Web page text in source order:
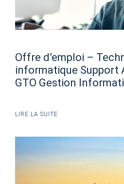
Offre d’emploi –
informatique Support
GTO Gestion
LIRE LA SUITE